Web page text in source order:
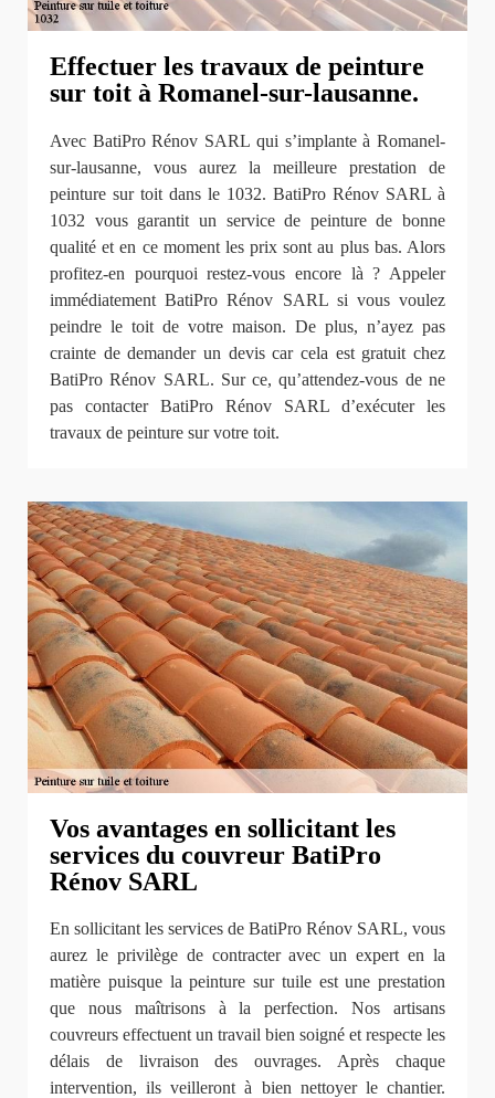
Effectuer les travaux de peinture
sur toit à Romanel-sur-lausanne.
Avec BatiPro Rénov SARL qui s’implante à Romanel-
sur-lausanne, vous aurez la meilleure prestation de
peinture sur toit dans le 1032. BatiPro Rénov SARL à
1032 vous garantit un service de peinture de bonne
qualité et en ce moment les prix sont au plus bas. Alors
profitez-en pourquoi restez-vous encore là ? Appeler
immédiatement BatiPro Rénov SARL si vous voulez
peindre le toit de votre maison. De plus, n’ayez pas
crainte de demander un devis car cela est gratuit chez
BatiPro Rénov SARL. Sur ce, qu’attendez-vous de ne
pas contacter BatiPro Rénov SARL d’exécuter les
travaux de peinture sur votre toit.
Vos avantages en sollicitant les
services du couvreur BatiPro
Rénov SARL
En sollicitant les services de BatiPro Rénov SARL, vous
aurez le privilège de contracter avec un expert en la
matière puisque la peinture sur tuile est une prestation
que nous maîtrisons à la perfection. Nos artisans
couvreurs effectuent un travail bien soigné et respecte les
délais de livraison des ouvrages. Après chaque
intervention, ils veilleront à bien nettoyer le chantier.